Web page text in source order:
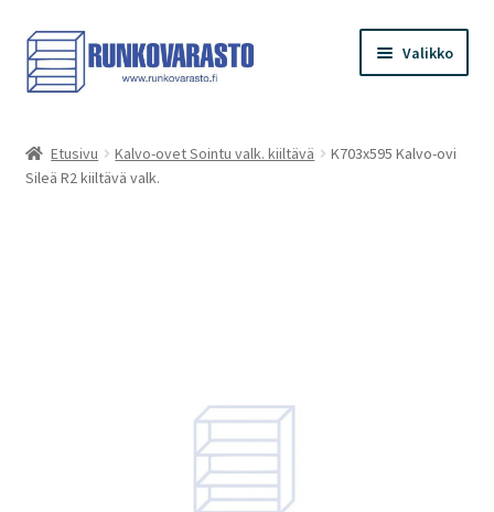
Siirry
navigointiin
Siirry
sisältöön
Valikko
Kauppa
Etusivu Kalvo-ovet Sointu valk. kiiltävä
K703x595 Kalvo-ovi
Sileä R2 kiiltävä valk.